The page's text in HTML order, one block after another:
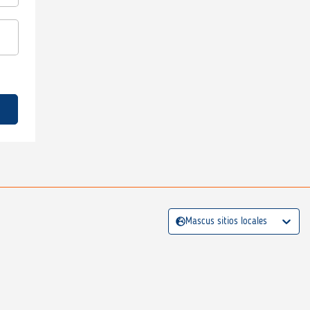
Mascus sitios locales